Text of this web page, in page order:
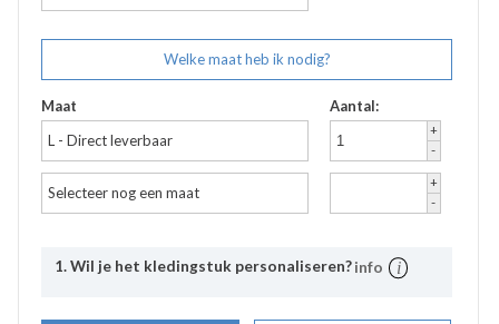
Welke maat heb ik nodig?
Maat
L - Direct leverbaar
Aantal:
+
-
Selecteer nog een maat
+
-
1. Wil je het kledingstuk personaliseren?info